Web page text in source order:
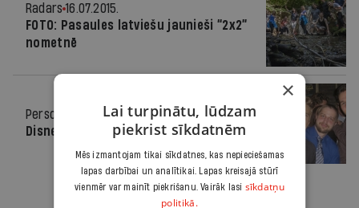
Radars 16.07.2015.
FOTO: Pasaules latviešu jaunieši “2x2”
nometnē
Personība
25.05.2011.
Disnejlendas sajūta pārgājusi
×
Lai turpinātu, lūdzam
piekrist sīkdatnēm
Mēs izmantojam tikai sīkdatnes, kas nepieciešamas
lapas darbībai un analītikai. Lapas kreisajā stūrī
vienmēr var mainīt piekrišanu. Vairāk lasi sīkdatņu
politikā.